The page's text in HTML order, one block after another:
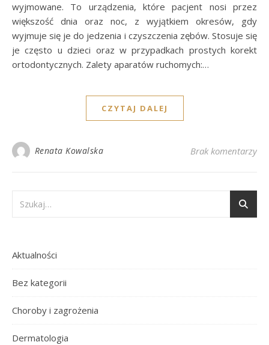
wyjmowane. To urządzenia, które pacjent nosi przez
większość dnia oraz noc, z wyjątkiem okresów, gdy
wyjmuje się je do jedzenia i czyszczenia zębów. Stosuje się
je często u dzieci oraz w przypadkach prostych korekt
ortodontycznych. Zalety aparatów ruchomych:…
CZYTAJ DALEJ
Renata Kowalska Brak komentarzy
Aktualności
Bez kategorii
Choroby i zagrożenia
Dermatologia